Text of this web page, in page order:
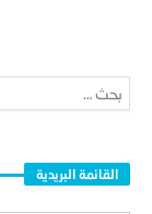
القائمة البريدية